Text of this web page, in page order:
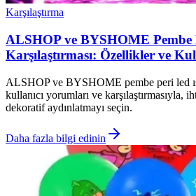
Karşılaştırma
ALSHOP ve BYSHOME Pembe
Karşılaştırması: Özellikler ve
ALSHOP ve BYSHOME pembe peri led
kullanıcı yorumları ve karşılaştırmasıyla,
dekoratif aydınlatmayı seçin.
Daha fazla bilgi edinin